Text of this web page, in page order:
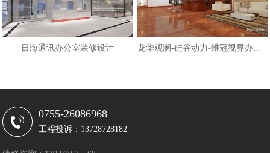
日海通讯办公室装修设计
0755-26086968
工程投诉：13728728182